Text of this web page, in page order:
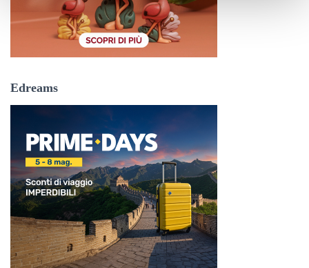
Edreams